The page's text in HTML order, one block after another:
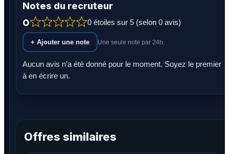
Notes du recruteur
0 0 étoiles sur 5 (selon 0 avis)
+ Ajouter une note Une seule note par 24h.
Aucun avis n’a été donné pour le moment. Soyez le premier
à en écrire un.
Offres similaires